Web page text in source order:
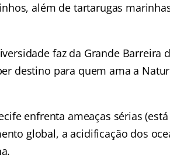
além de tartarugas
faz da Grande Barreira
destino para quem ama a
enfrenta ameaças sérias
global, a acidificação dos